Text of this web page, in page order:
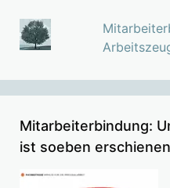
Mitarbeiterbindung:
ist soeben erschienen